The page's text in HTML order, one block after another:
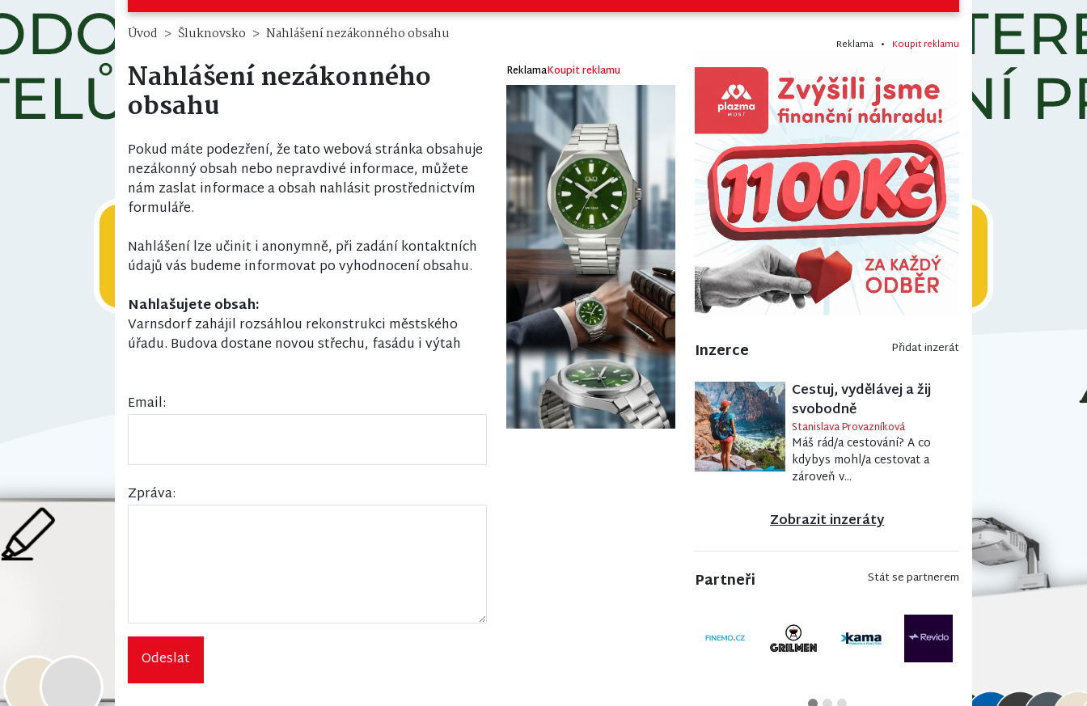
Úvod Šluknovsko Nahlášení nezákonného obsahu
Nahlášení nezákonného
obsahu
Pokud máte podezření, že tato webová stránka obsahuje
nezákonný obsah nebo nepravdivé informace, můžete
nám zaslat informace a obsah nahlásit prostřednictvím
formuláře.
Nahlášení lze učinit i anonymně, při zadání kontaktních
údajů vás budeme informovat po vyhodnocení obsahu.
Nahlašujete obsah:
Varnsdorf zahájil rozsáhlou rekonstrukci městského
úřadu. Budova dostane novou střechu, fasádu i výtah
Email:
Zpráva:
Odeslat
ReklamaKoupit reklamu
Reklama • Koupit reklamu
Inzerce Přidat inzerát
Cestuj, vydělávej a žij
svobodně
Stanislava Provazníková
Máš rád/a cestování? A co
kdybys mohl/a cestovat a
zároveň v...
Zobrazit inzeráty
Partneři Stát se partnerem